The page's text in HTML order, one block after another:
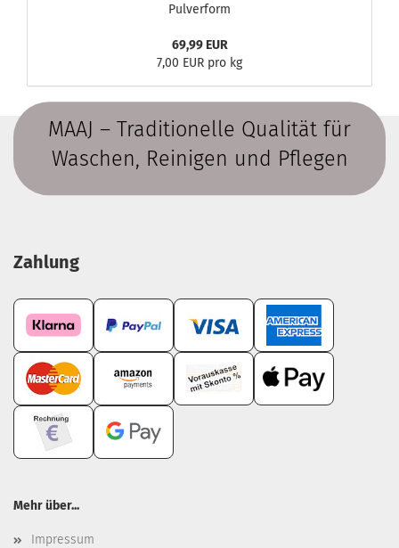
Pulverform
69,99 EUR
7,00 EUR pro kg
MAAJ – Traditionelle Qualität für
Waschen, Reinigen und Pflegen
Zahlung
Mehr über...
Impressum